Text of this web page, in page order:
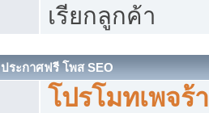
เรียกลูกค้า
ประกาศฟรี โพส SEO
โปรโมทเพจร้